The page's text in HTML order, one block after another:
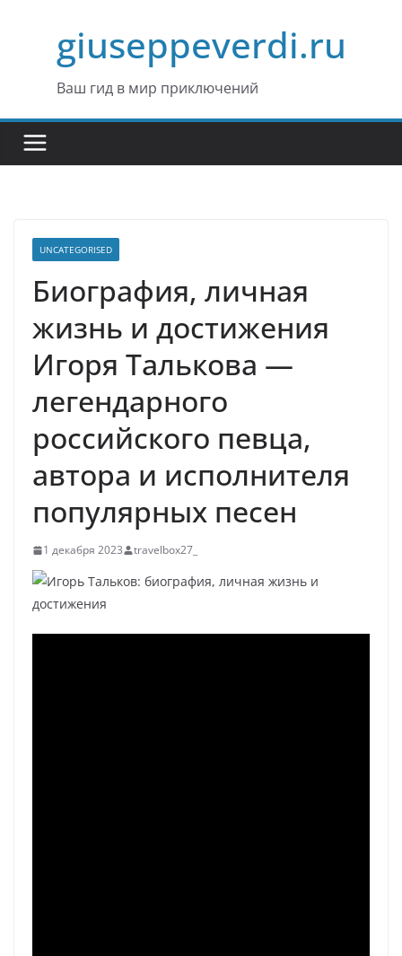
содержимомуgiuseppeverdi.ru
Ваш гид в мир приключений
UNCATEGORISED
Биография, личная
жизнь и достижения
Игоря Талькова —
легендарного
российского певца,
автора и исполнителя
популярных песен
1 декабря 2023 travelbox27_